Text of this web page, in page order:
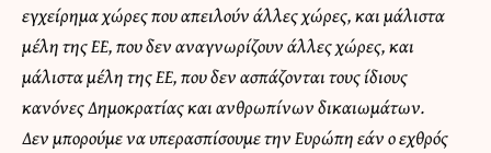
εγχείρημα χώρες που απειλούν άλλες χώρες, και μάλιστα
μέλη της ΕΕ, που δεν αναγνωρίζουν άλλες χώρες, και
μάλιστα μέλη της ΕΕ, που δεν ασπάζονται τους ίδιους
κανόνες Δημοκρατίας και ανθρωπίνων δικαιωμάτων.
Δεν μπορούμε να υπερασπίσουμε την Ευρώπη εάν ο εχθρός